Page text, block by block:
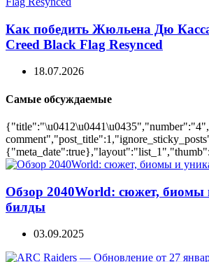
Как победить Жюльена Дю Касса
Creed Black Flag Resynced
18.07.2026
Самые обсуждаемые
Обзор 2040World: сюжет, биомы
билды
03.09.2025